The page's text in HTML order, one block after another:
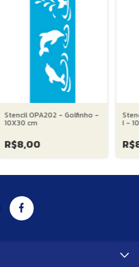
Stencil OPA202 - Golfinho -
10X30 cm
R$8,00
I -